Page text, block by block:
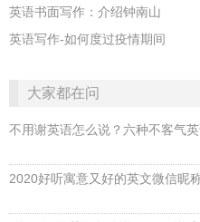
英语书面写作：介绍钟南山
英语写作-如何度过疫情期间
大家都在问
不用谢英语怎么说？六种不客气英
2020好听寓意又好的英文微信昵